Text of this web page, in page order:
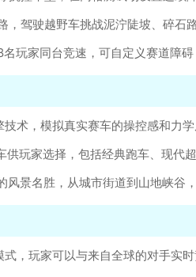
驾驶越野车挑战泥泞陡坡、碎石
玩家同台竞速，可自定义赛道障
术，模拟真实赛车的操控感和力
玩家选择，包括经典跑车、现代
景名胜，从城市街道到山地峡谷
，玩家可以与来自全球的对手实时